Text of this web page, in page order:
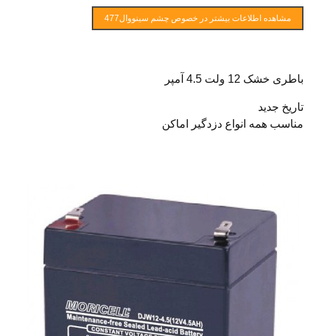
مشاهده اطلاعات بیشتر در خصوص چشم سینووال477
باطری خشک 12 ولت 4.5 آمپر
تاریخ جدید
مناسب همه انواع دزدگیر اماکن